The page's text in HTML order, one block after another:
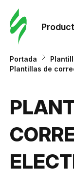
Portada
Plantillas de